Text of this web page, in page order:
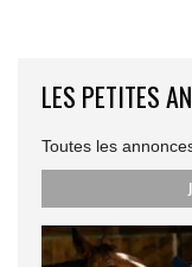
LES PETITES
Toutes les